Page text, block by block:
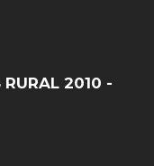
RURAL 2010 -